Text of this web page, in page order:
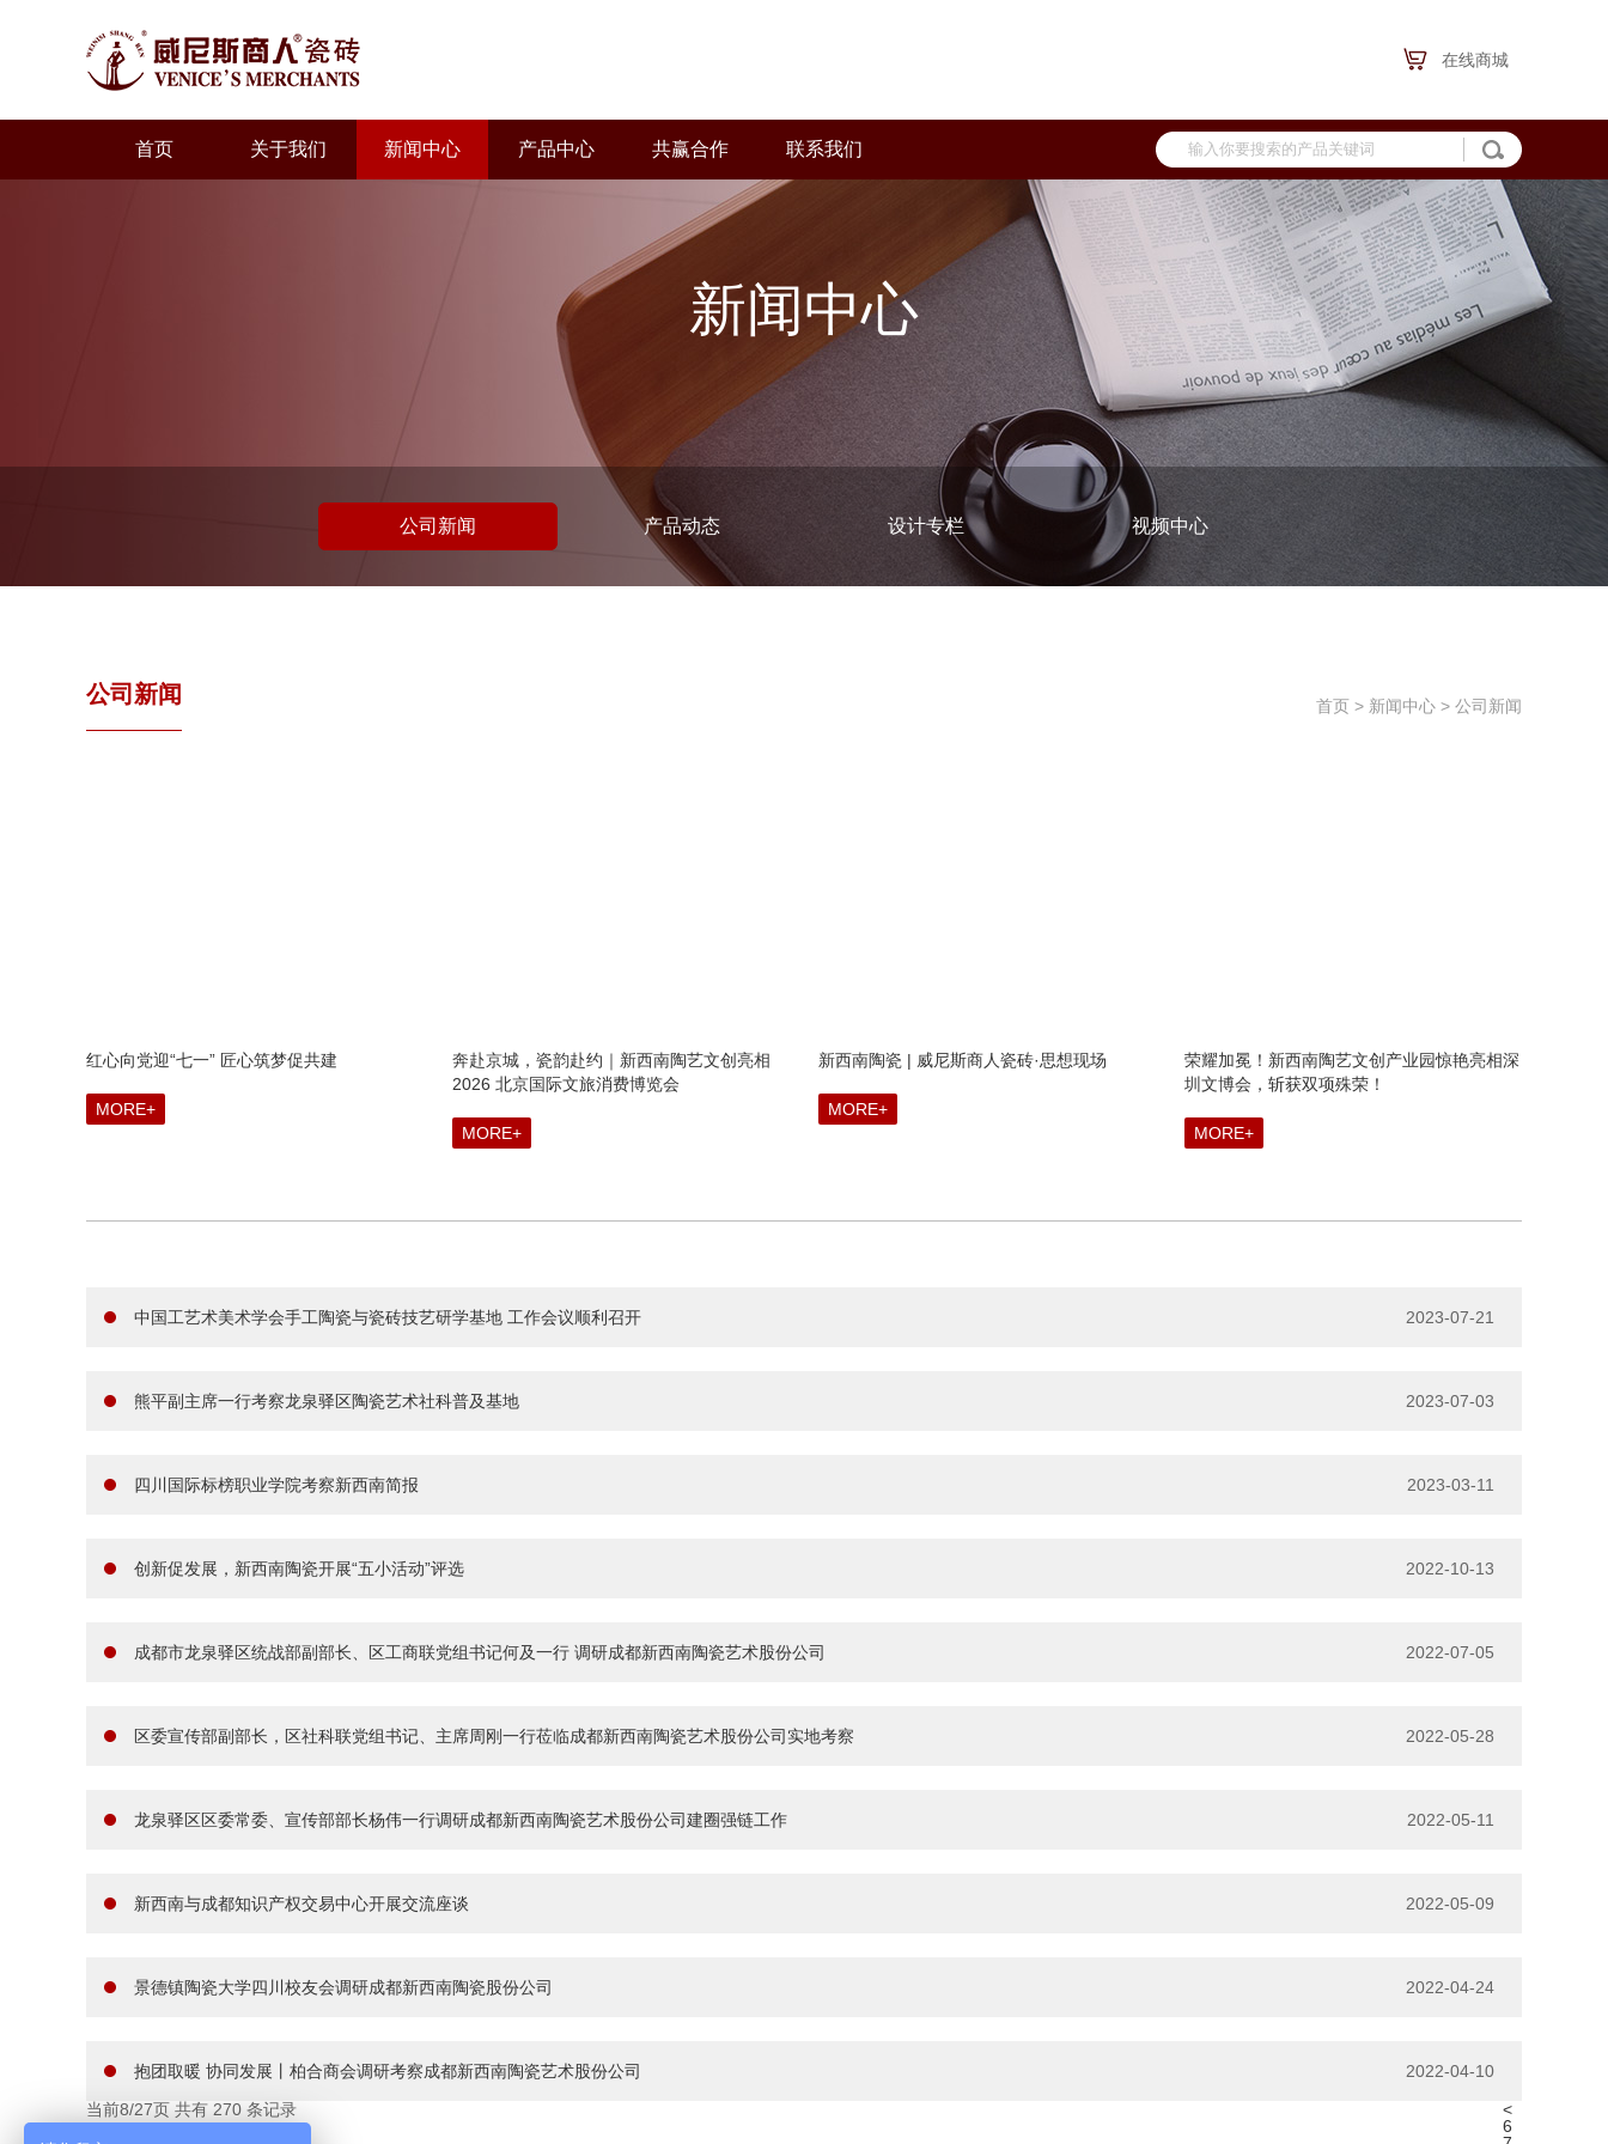
在线商城
首页 关于我们 新闻中心 产品中心 共赢合作 联系我们
新闻中心
公司新闻 产品动态 设计专栏 视频中心
公司新闻 首页 > 新闻中心 > 公司新闻
红心向党迎“七一” 匠心筑梦促共建
MORE+
奔赴京城，瓷韵赴约｜新西南陶艺文创亮相
2026 北京国际文旅消费博览会
MORE+
新西南陶瓷 | 威尼斯商人瓷砖·思想现场
MORE+
荣耀加冕！新西南陶艺文创产业园惊艳亮相深
圳文博会，斩获双项殊荣！
MORE+
中国工艺术美术学会手工陶瓷与瓷砖技艺研学基地 工作会议顺利召开 2023-07-21
熊平副主席一行考察龙泉驿区陶瓷艺术社科普及基地 2023-07-03
四川国际标榜职业学院考察新西南简报 2023-03-11
创新促发展，新西南陶瓷开展“五小活动”评选 2022-10-13
成都市龙泉驿区统战部副部长、区工商联党组书记何及一行 调研成都新西南陶瓷艺术股份公司 2022-07-05
区委宣传部副部长，区社科联党组书记、主席周刚一行莅临成都新西南陶瓷艺术股份公司实地考察 2022-05-28
龙泉驿区区委常委、宣传部部长杨伟一行调研成都新西南陶瓷艺术股份公司建圈强链工作 2022-05-11
新西南与成都知识产权交易中心开展交流座谈 2022-05-09
景德镇陶瓷大学四川校友会调研成都新西南陶瓷股份公司 2022-04-24
抱团取暖 协同发展丨柏合商会调研考察成都新西南陶瓷艺术股份公司
2022-04-10
当前8/27页 共有 270 条记录
<
6